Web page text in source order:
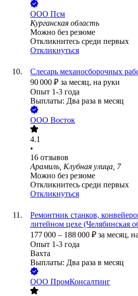
ООО Псм
Курганская область
Можно без резюме
Откликнитесь среди первых
Откликнуться
Слесарь механосборочных
90 000 ₽ за месяц, на руки
Опыт 1-3 года
Выплаты: Два раза в месяц
ООО Восток
4.1
•
16 отзывов
Арамиль, Клубная улица, 7
Можно без резюме
Откликнитесь среди первых
Откликнуться
Ремонтник станков,
литейном цехе (Челябинская
177 000 – 188 000 ₽ за месяц,
Опыт 1-3 года
Вахта
Выплаты: Два раза в месяц
ООО ПромКонсалтинг